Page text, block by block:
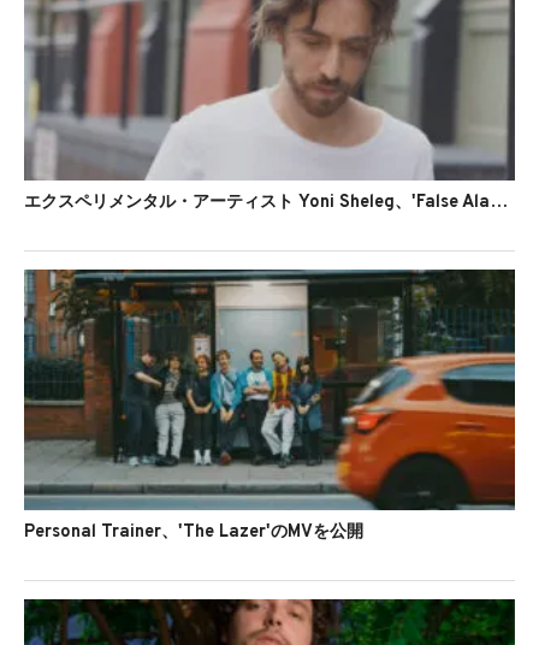
エクスペリメンタル・アーティスト Yoni Sheleg、'False Alarm'を公開
Personal Trainer、'The Lazer'のMVを公開